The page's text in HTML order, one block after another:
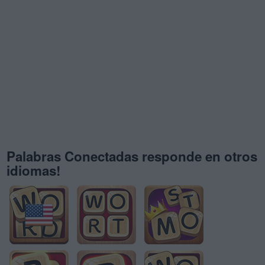
Palabras Conectadas responde en otros
idiomas!